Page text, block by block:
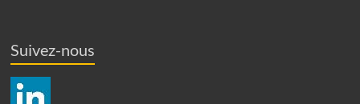
Suivez-nous